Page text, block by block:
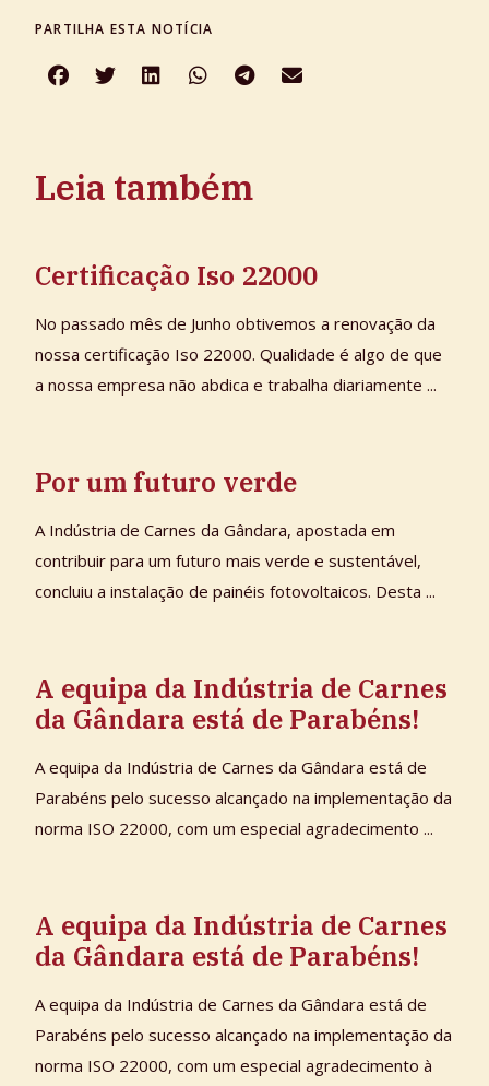
PARTILHA ESTA NOTÍCIA
Leia também
Certificação Iso 22000
No passado mês de Junho obtivemos a renovação da
nossa certificação Iso 22000. Qualidade é algo de que
a nossa empresa não abdica e trabalha diariamente ...
Por um futuro verde
A Indústria de Carnes da Gândara, apostada em
contribuir para um futuro mais verde e sustentável,
concluiu a instalação de painéis fotovoltaicos. Desta ...
A equipa da Indústria de Carnes
da Gândara está de Parabéns!
A equipa da Indústria de Carnes da Gândara está de
Parabéns pelo sucesso alcançado na implementação da
norma ISO 22000, com um especial agradecimento ...
A equipa da Indústria de Carnes
da Gândara está de Parabéns!
A equipa da Indústria de Carnes da Gândara está de
Parabéns pelo sucesso alcançado na implementação da
norma ISO 22000, com um especial agradecimento à